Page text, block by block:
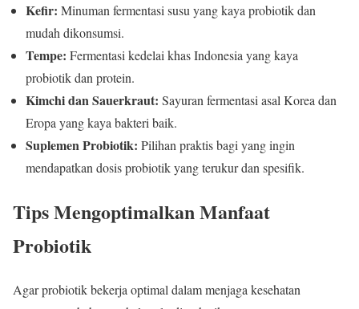
Kefir: Minuman fermentasi susu yang kaya probiotik dan
mudah dikonsumsi.
Tempe: Fermentasi kedelai khas Indonesia yang kaya
probiotik dan protein.
Kimchi dan Sauerkraut: Sayuran fermentasi asal Korea dan
Eropa yang kaya bakteri baik.
Suplemen Probiotik: Pilihan praktis bagi yang ingin
mendapatkan dosis probiotik yang terukur dan spesifik.
Tips Mengoptimalkan Manfaat
Probiotik
Agar probiotik bekerja optimal dalam menjaga kesehatan